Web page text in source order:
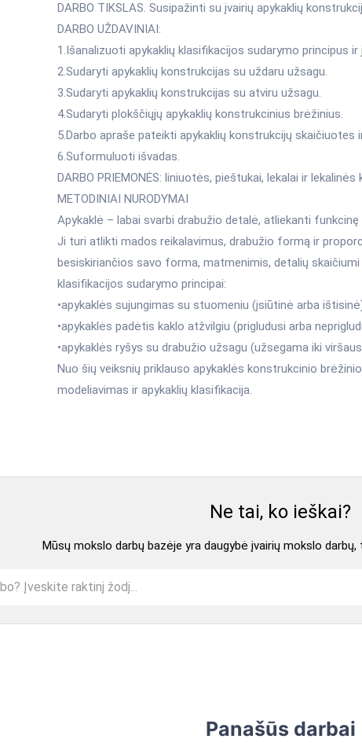
DARBO TIKSLAS. Susipažinti su įvairių apykaklių
DARBO UŽDAVINIAI:
1.Išanalizuoti apykaklių klasifikacijos sudarymo principus
2.Sudaryti apykaklių konstrukcijas su uždaru užsagu.
3.Sudaryti apykaklių konstrukcijas su atviru užsagu.
4.Sudaryti plokščiųjų apykaklių konstrukcinius brėžinius.
5.Darbo apraše pateikti apykaklių konstrukcijų skaičiuotes
6.Suformuluoti išvadas.
DARBO PRIEMONĖS: liniuotės, pieštukai, lekalai ir
METODINIAI NURODYMAI
Apykaklė – labai svarbi drabužio detalė, atliekanti
Ji turi atlikti mados reikalavimus, drabužio formą ir
besiskiriančios savo forma, matmenimis, detalių
klasifikacijos sudarymo principai:
•apykaklės sujungimas su stuomeniu (įsiūtinė arba
•apykaklės padėtis kaklo atžvilgiu (prigludusi arba
•apykaklės ryšys su drabužio užsagu (užsegama iki
Nuo šių veiksnių priklauso apykaklės konstrukcinio
modeliavimas ir apykaklių klasifikacija.
Ne tai, ko ieškai?
Mūsų mokslo darbų bazėje yra daugybė įvairių mokslo
Panašūs darbai